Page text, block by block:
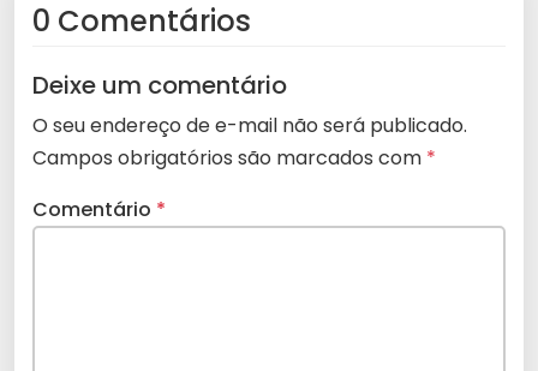
0 Comentários
Deixe um comentário
O seu endereço de e-mail não será publicado.
Campos obrigatórios são marcados com *
Comentário *